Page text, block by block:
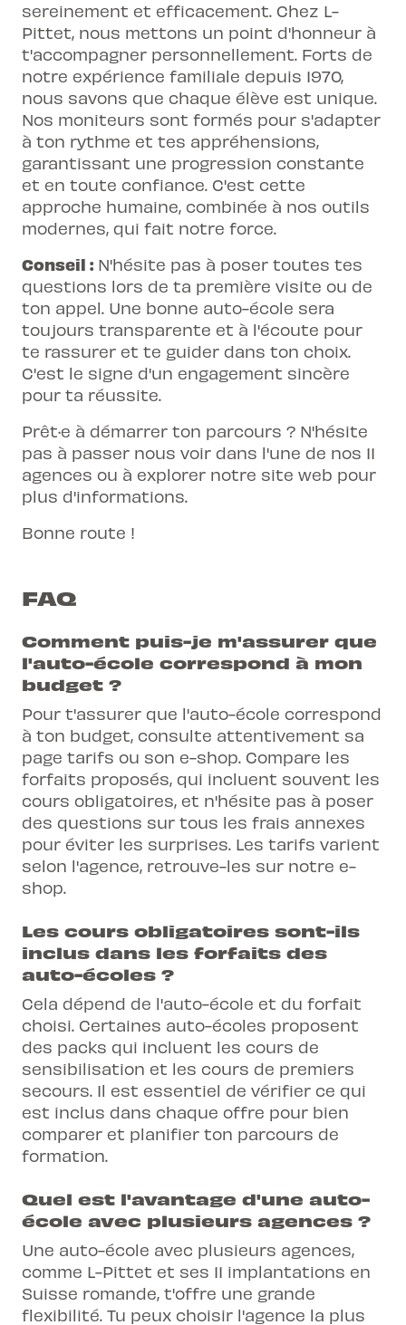
sereinement et efficacement. Chez L-
Pittet, nous mettons un point d'honneur à
t'accompagner personnellement. Forts de
notre expérience familiale depuis 1970,
nous savons que chaque élève est unique.
Nos moniteurs sont formés pour s'adapter
à ton rythme et tes appréhensions,
garantissant une progression constante
et en toute confiance. C'est cette
approche humaine, combinée à nos outils
modernes, qui fait notre force.
Conseil : N'hésite pas à poser toutes tes
questions lors de ta première visite ou de
ton appel. Une bonne auto-école sera
toujours transparente et à l'écoute pour
te rassurer et te guider dans ton choix.
C'est le signe d'un engagement sincère
pour ta réussite.
Prêt·e à démarrer ton parcours ? N'hésite
pas à passer nous voir dans l'une de nos 11
agences ou à explorer notre site web pour
plus d'informations.
Bonne route !
FAQ
Comment puis-je m'assurer que
l'auto-école correspond à mon
budget ?
Pour t'assurer que l'auto-école correspond
à ton budget, consulte attentivement sa
page tarifs ou son e-shop. Compare les
forfaits proposés, qui incluent souvent les
cours obligatoires, et n'hésite pas à poser
des questions sur tous les frais annexes
pour éviter les surprises. Les tarifs varient
selon l'agence, retrouve-les sur notre e-
shop.
Les cours obligatoires sont-ils
inclus dans les forfaits des
auto-écoles ?
Cela dépend de l'auto-école et du forfait
choisi. Certaines auto-écoles proposent
des packs qui incluent les cours de
sensibilisation et les cours de premiers
secours. Il est essentiel de vérifier ce qui
est inclus dans chaque offre pour bien
comparer et planifier ton parcours de
formation.
Quel est l'avantage d'une auto-
école avec plusieurs agences ?
Une auto-école avec plusieurs agences,
comme L-Pittet et ses 11 implantations en
Suisse romande, t'offre une grande
flexibilité. Tu peux choisir l'agence la plus